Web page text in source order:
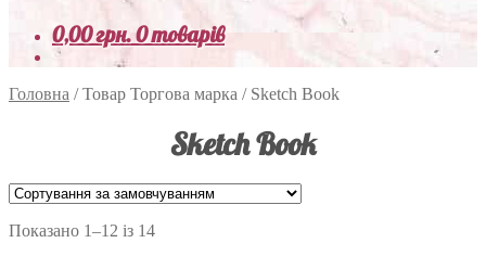
0,00грн.0 товарів
Головна /Товар Торгова марка / Sketch Book
Sketch Book
Показано 1–12 із 14